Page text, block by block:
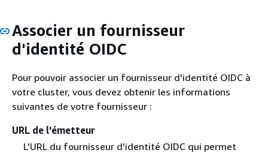
Associer un fournisseur
d'identité OIDC
Pour pouvoir associer un fournisseur d'identité OIDC à
votre cluster, vous devez obtenir les informations
suivantes de votre fournisseur :
URL de l'émetteur
L'URL du fournisseur d'identité OIDC qui permet